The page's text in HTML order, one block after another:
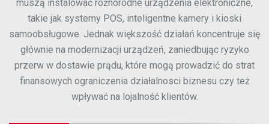
muszą instalować różnorodne urządzenia elektroniczne,
takie jak systemy POS, inteligentne kamery i kioski
samoobsługowe. Jednak większość działań koncentruje się
głównie na modernizacji urządzeń, zaniedbując ryzyko
przerw w dostawie prądu, które mogą prowadzić do strat
finansowych ograniczenia działalnosci biznesu czy też
wpływać na lojalność klientów.